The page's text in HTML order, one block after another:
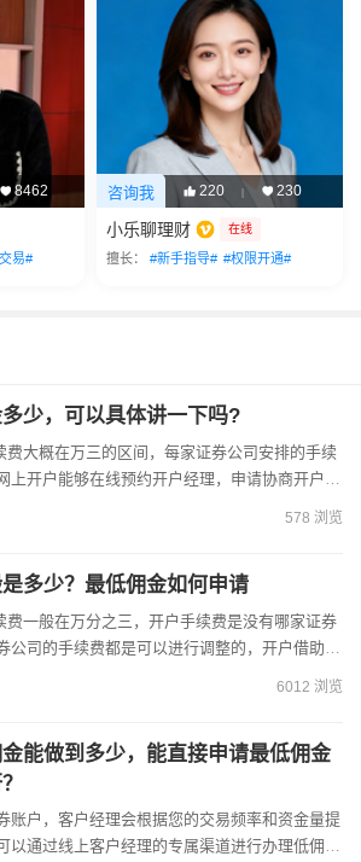
8462
易#
咨询我 220 | 230
小乐聊理财 在线
擅长： #新手指导# #权限开通#
少，可以具体讲一下吗?
上开户能够在线预约开户经理，申请协商开户佣
户是没有资金要求的，您只需与开户经理协...
578 浏览
多少？最低佣金如何申请
公司的手续费都是可以进行调整的，开户借助客
很大优惠，因为客户经理相当于是优惠开户...
6012 浏览
能做到多少，能直接申请最低佣金
账户，客户经理会根据您的交易频率和资金量提
以通过线上客户经理的专属渠道进行办理低佣金